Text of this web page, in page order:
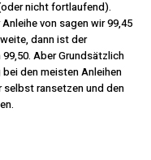
nicht fortlaufend).
von sagen wir 99,45
dann ist der
Aber Grundsätzlich
den meisten Anleihen
selbst ransetzen und den